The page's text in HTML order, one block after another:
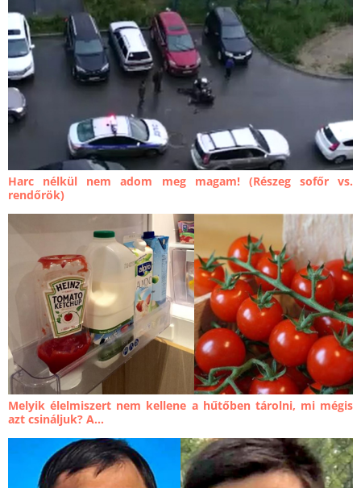
Harc nélkül nem adom meg magam! (Részeg sofőr vs.
rendőrök)
Melyik élelmiszert nem kellene a hűtőben tárolni, mi mégis
azt csináljuk? A...